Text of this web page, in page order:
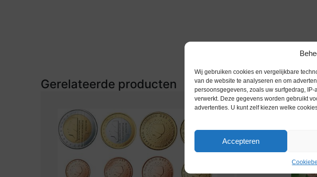
Wij gebruiken cookies en vergelijkbare
van de website te analyseren en om
persoonsgegevens, zoals uw surfgedrag,
verwerkt. Deze gegevens worden gebruikt
advertenties. U kunt zelf kiezen welke
Accepteren
Gerelateerde producten